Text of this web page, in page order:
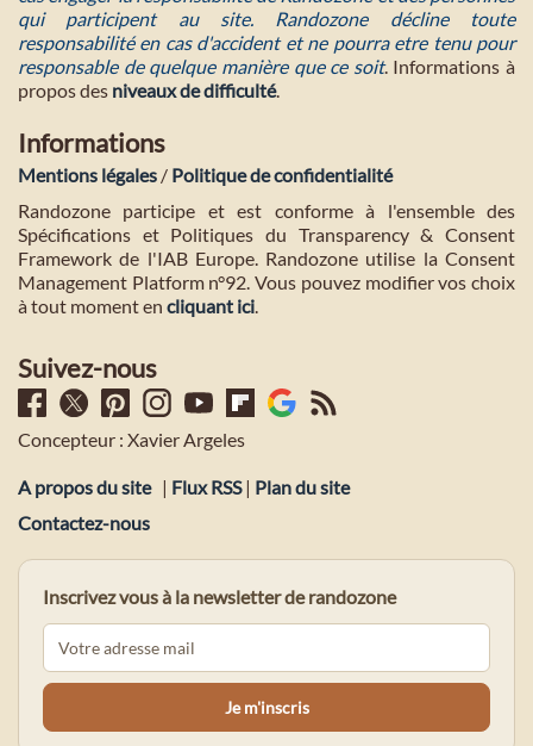
qui participent au site. Randozone décline toute
responsabilité en cas d'accident et ne pourra etre tenu pour
responsable de quelque manière que ce soit. Informations à
propos des niveaux de difficulté.
Informations
Mentions légales / Politique de confidentialité
Randozone participe et est conforme à l'ensemble des
Spécifications et Politiques du Transparency & Consent
Framework de l'IAB Europe. Randozone utilise la Consent
Management Platform n°92. Vous pouvez modifier vos choix
à tout moment en cliquant ici
Suivez-nous
Concepteur : Xavier Argeles
A propos du site | Flux RSS| Plan du site
Contactez-nous
Inscrivez vous à la newsletter de randozone